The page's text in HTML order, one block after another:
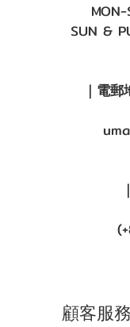
SUN &
｜電
顧客服